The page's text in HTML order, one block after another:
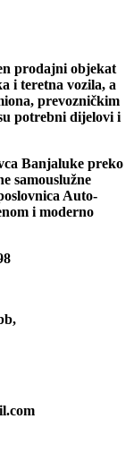
prodajni objekat
i teretna vozila, a
prevozničkim
potrebni dijelovi i
Banjaluke preko
samouslužne
Auto-
i moderno